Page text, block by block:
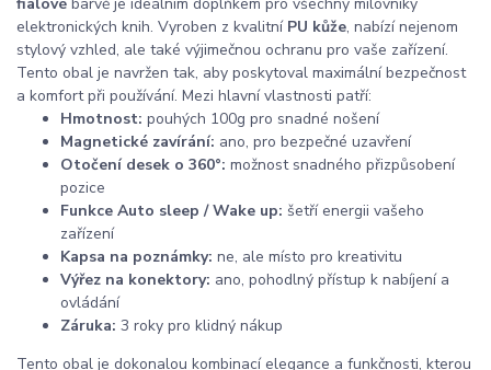
elektronických knih. Vyroben z kvalitní PU kůže, nabízí nejenom
stylový vzhled, ale také výjimečnou ochranu pro vaše zařízení.
Tento obal je navržen tak, aby poskytoval maximální bezpečnost
a komfort při používání. Mezi hlavní vlastnosti patří:
Hmotnost: pouhých 100g pro snadné nošení
Magnetické zavírání: ano, pro bezpečné uzavření
Otočení desek o 360°: možnost snadného přizpůsobení
pozice
Funkce Auto sleep / Wake up: šetří energii vašeho
zařízení
Kapsa na poznámky: ne, ale místo pro kreativitu
Výřez na konektory: ano, pohodlný přístup k nabíjení a
ovládání
Záruka: 3 roky pro klidný nákup
Tento obal je dokonalou kombinací elegance a funkčnosti, kterou